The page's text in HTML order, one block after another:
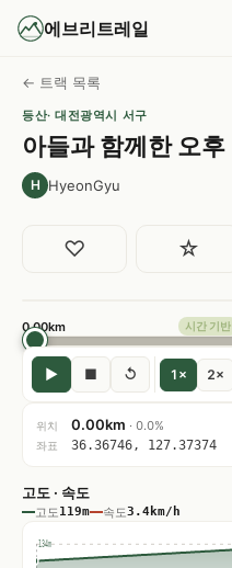
에브리트레일
← 트랙 목록
등산· 대전광역시 서구
아들과 함께한 오후
H HyeonGyu
♡ ☆
0.00km 시간 기반
▶ ■ ↺ 1× 2×
위치 0.00km · 0.0%
좌표 36.36746, 127.37374
고도 · 속도
고도119m 속도3.4km/h
134m